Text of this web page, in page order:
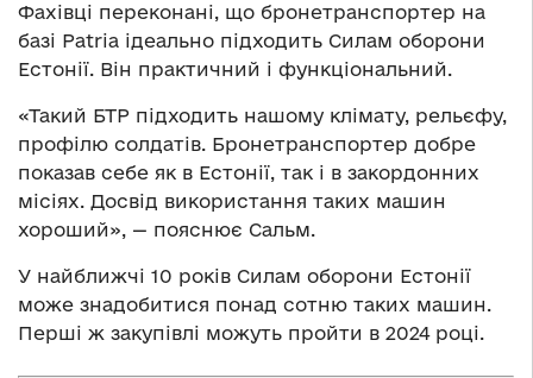
Фахівці переконані, що бронетранспортер на
базі Patria ідеально підходить Силам оборони
Естонії. Він практичний і функціональний.
«Такий БТР підходить нашому клімату, рельєфу,
профілю солдатів. Бронетранспортер добре
показав себе як в Естонії, так і в закордонних
місіях. Досвід використання таких машин
хороший», — пояснює Сальм.
У найближчі 10 років Силам оборони Естонії
може знадобитися понад сотню таких машин.
Перші ж закупівлі можуть пройти в 2024 році.